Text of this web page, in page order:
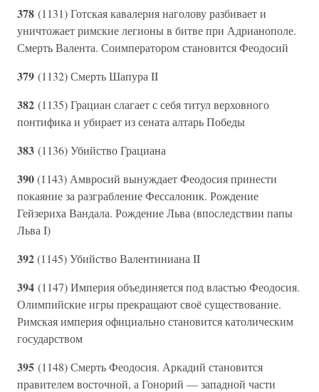
378 (1131) Готская кавалерия наголову разбивает и
уничтожает римские легионы в битве при Адрианополе.
Смерть Валента. Соимператором становится Феодосий
379 (1132) Смерть Шапура II
382 (1135) Грациан слагает с себя титул верховного
понтифика и убирает из сената алтарь Победы
383 (1136) Убийство Грациана
390(1143) Амвросий вынуждает Феодосия принести
покаяние за разграбление Фессалоник. Рождение
Гейзериха Вандала. Рождение Льва (впоследствии папы
Льва I)
392(1145) Убийство Валентиниана II
394 (1147) Империя объединяется под властью Феодосия.
Олимпийские игры прекращают своё существование.
Римская империя официально становится католическим
государством
395 (1148) Смерть Феодосия. Аркадий становится
правителем восточной, а Гонорий — западной части